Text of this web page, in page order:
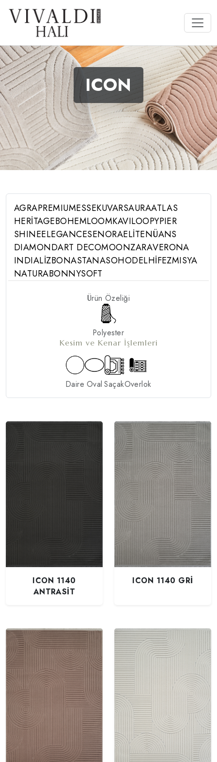
ICON
AGRAPREMIUMESSEKUVARSAURAATLAS
HERİTAGEBOHEMLOOMKAVILOOPYPIER
SHINEELEGANCESENORAELİTENÜANS
DIAMONDART DECOMOONZARAVERONA
INDIALİZBONASTANASOHODELHİFEZMISYA
NATURABONNYSOFT
Ürün Özeliği
Polyester
Kesim ve Kenar İşlemleri
Daire Oval SaçakOverlok
ICON 1140
ANTRASİT
ICON 1140 GRİ